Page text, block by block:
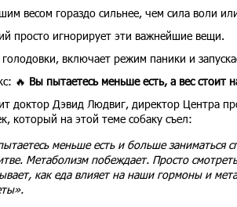
весом гораздо сильнее, чем сила воли
просто игнорирует эти важнейшие вещи.
голодовки, включает режим паники и
🔥 Вы пытаетесь меньше есть, а вес стоит
доктор Дэвид Людвиг, директор Центра
который на этой теме собаку съел:
меньше есть и больше заниматься
Метаболизм побеждает. Просто
как еда влияет на наши гормоны и